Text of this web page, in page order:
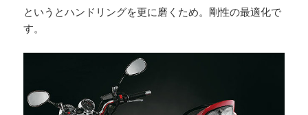
というとハンドリングを更に磨くため。剛性の最適化で
す。